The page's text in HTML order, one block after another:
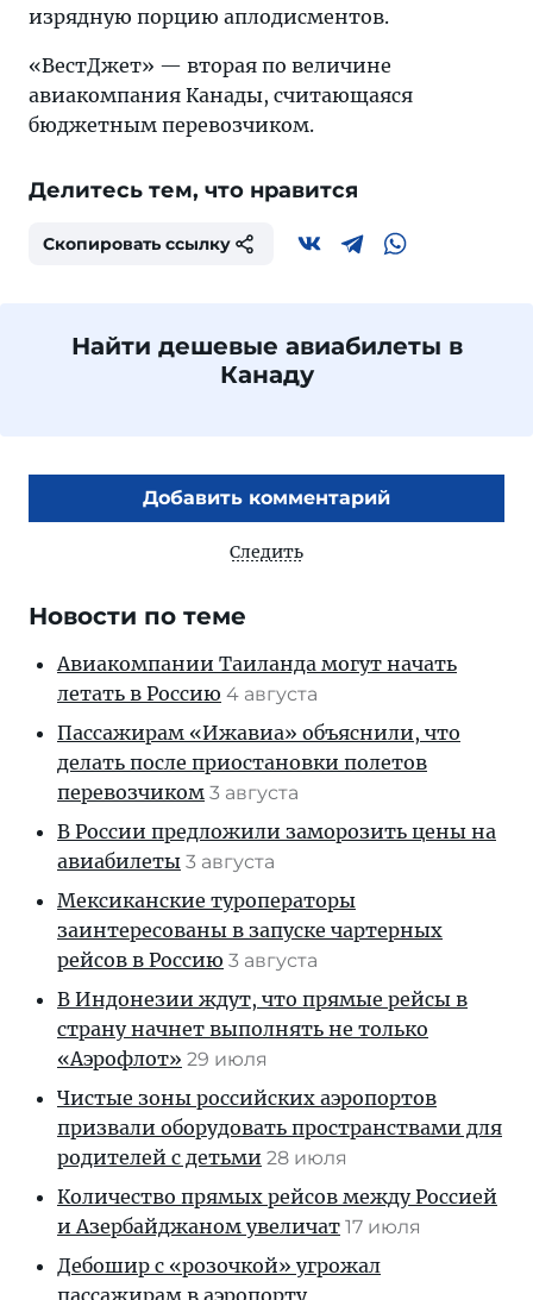
изрядную порцию аплодисментов.
«ВестДжет» — вторая по величине
авиакомпания Канады, считающаяся
бюджетным перевозчиком.
Делитесь тем, что нравится
Скопировать ссылку
Найти дешевые авиабилеты в
Канаду
Добавить комментарий
Следить
Новости по теме
Авиакомпании Таиланда могут начать
летать в Россию 4 августа
Пассажирам «Ижавиа» объяснили, что
делать после приостановки полетов
перевозчиком 3 августа
В России предложили заморозить цены на
авиабилеты 3 августа
Мексиканские туроператоры
заинтересованы в запуске чартерных
рейсов в Россию 3 августа
В Индонезии ждут, что прямые рейсы в
страну начнет выполнять не только
«Аэрофлот» 29 июля
Чистые зоны российских аэропортов
призвали оборудовать пространствами для
родителей с детьми 28 июля
Количество прямых рейсов между Россией
и Азербайджаном увеличат 17 июля
Дебошир с «розочкой» угрожал
пассажирам в аэропорту